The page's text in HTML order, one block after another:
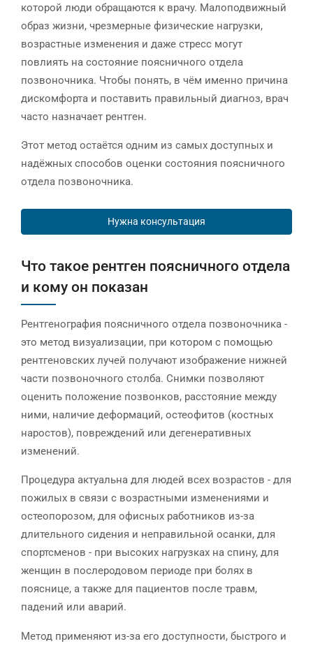
которой люди обращаются к врачу. Малоподвижный
образ жизни, чрезмерные физические нагрузки,
возрастные изменения и даже стресс могут
повлиять на состояние поясничного отдела
позвоночника. Чтобы понять, в чём именно причина
дискомфорта и поставить правильный диагноз, врач
часто назначает рентген.
Этот метод остаётся одним из самых доступных и
надёжных способов оценки состояния поясничного
отдела позвоночника.
Нужна консультация
Что такое рентген поясничного отдела
и кому он показан
Рентгенография поясничного отдела позвоночника -
это метод визуализации, при котором с помощью
рентгеновских лучей получают изображение нижней
части позвоночного столба. Снимки позволяют
оценить положение позвонков, расстояние между
ними, наличие деформаций, остеофитов (костных
наростов), повреждений или дегенеративных
изменений.
Процедура актуальна для людей всех возрастов - для
пожилых в связи с возрастными изменениями и
остеопорозом, для офисных работников из-за
длительного сидения и неправильной осанки, для
спортсменов - при высоких нагрузках на спину, для
женщин в послеродовом периоде при болях в
пояснице, а также для пациентов после травм,
падений или аварий.
Метод применяют из-за его доступности, быстрого и